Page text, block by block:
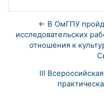
← В ОмГПУ
исследовательских
отношения к
III